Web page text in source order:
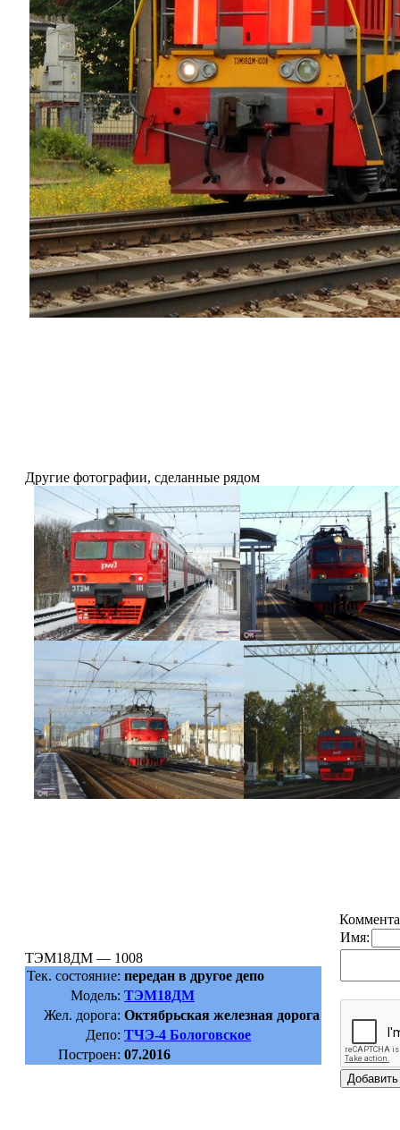
Другие фотографии, сделанные рядом
ТЭМ18ДМ — 1008
Тек. состояние: передан в другое депо
Модель: ТЭМ18ДМ
Жел. дорога: Октябрьская железная дорога
Депо: ТЧЭ-4 Бологовское
Построен: 07.2016
Имя: